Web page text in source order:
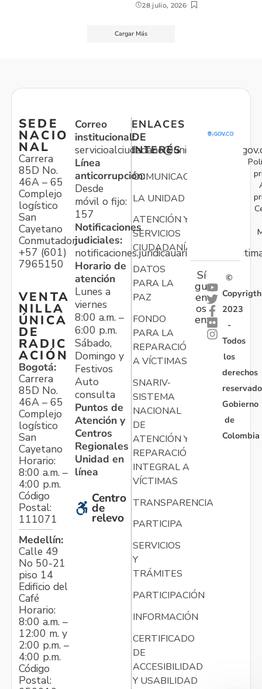
28 julio, 2026
Cargar Más
SEDE
NACIO
NAL
Carrera
85D No.
46A – 65
Complejo
logístico
San
Cayetano
Conmutador:
+57 (601)
7965150
VENTA
NILLA
ÚNICA
DE
RADIC
ACIÓN
Bogotá:
Carrera
85D No.
46A – 65
Complejo
logístico
San
Cayetano
Horario:
8:00 a.m. –
4:00 p.m.
Código
Postal:
111071
Medellín:
Calle 49
No 50-21
piso 14
Edificio del
Café
Horario:
8:00 a.m. –
12:00 m. y
2:00 p.m. –
4:00 p.m.
Código
Postal:
Correo
institucional:
Línea
anticorrupción:
Desde
móvil o fijo:
157
Notificaciones
judiciales:
Horario de
atención
Lunes a
viernes
8:00 a.m. –
6:00 p.m.
Sábado,
Domingo y
Festivos
Auto
consulta
Puntos de
Atención y
Centros
Regionales
Unidad en
línea
Centro
de
relevo
ENLACES
DE
INTERÉS
COMUNICACIONES
LA UNIDAD
ATENCIÓN Y
SERVICIOS
CIUDADANÍA
DATOS
PARA LA
PAZ
FONDO
PARA LA
REPARACIÓN
A VÍCTIMAS
SNARIV-
SISTEMA
NACIONAL
DE
ATENCIÓN Y
REPARACIÓN
INTEGRAL A
VÍCTIMAS
TRANSPARENCIA
PARTICIPA
SERVICIOS
Y
TRÁMITES
PARTICIPACIÓN
INFORMACIÓN
CERTIFICADO
DE
ACCESIBILIDAD
Y USABILIDAD
Sí
gu
en
os
en:
©
Copyrigth
2023
-
Todos
los
derechos
Gobierno
de
Colombia